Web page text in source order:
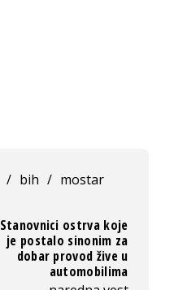
/ bih / mostar
Stanovnici ostrva koje
je postalo sinonim za
dobar provod žive u
automobilima